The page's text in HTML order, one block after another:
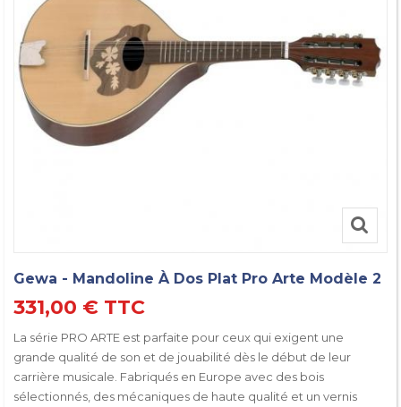
Gewa - Mandoline À Dos Plat Pro Arte Modèle 2
331,00 € TTC
La série PRO ARTE est parfaite pour ceux qui exigent une
grande qualité de son et de jouabilité dès le début de leur
carrière musicale. Fabriqués en Europe avec des bois
sélectionnés, des mécaniques de haute qualité et un vernis